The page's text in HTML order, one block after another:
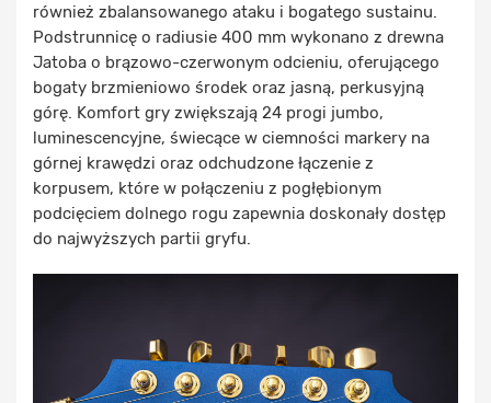
również zbalansowanego ataku i bogatego sustainu.
Podstrunnicę o radiusie 400 mm wykonano z drewna
Jatoba o brązowo-czerwonym odcieniu, oferującego
bogaty brzmieniowo środek oraz jasną, perkusyjną
górę. Komfort gry zwiększają 24 progi jumbo,
luminescencyjne, świecące w ciemności markery na
górnej krawędzi oraz odchudzone łączenie z
korpusem, które w połączeniu z pogłębionym
podcięciem dolnego rogu zapewnia doskonały dostęp
do najwyższych partii gryfu.